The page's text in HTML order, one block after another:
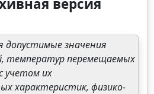
версия
допустимые значения
температур перемещаемых
учетом их
характеристик, физико-